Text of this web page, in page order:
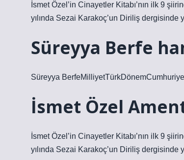
İsmet Özel’in Cinayetler Kitabı’nın ilk 9
yılında Sezai Karakoç’un Diriliş dergisinde
Süreyya Berfe
Süreyya
İsmet Özel
İsmet Özel’in Cinayetler Kitabı’nın ilk 9
yılında Sezai Karakoç’un Diriliş dergisinde